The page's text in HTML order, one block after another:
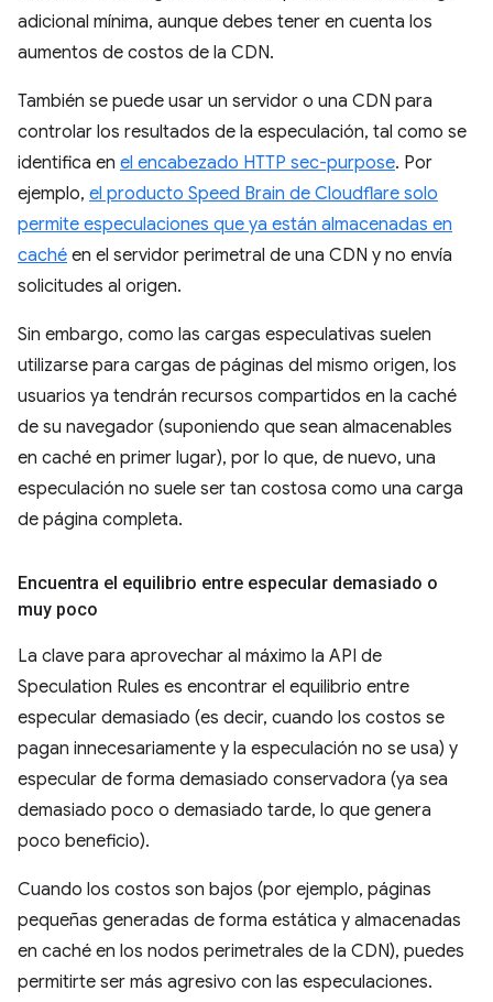
adicional mínima, aunque debes tener en cuenta los
aumentos de costos de la CDN.
También se puede usar un servidor o una CDN para
controlar los resultados de la especulación, tal como se
identifica en el encabezado HTTP sec-purpose. Por
ejemplo, el producto Speed Brain de Cloudflare solo
permite especulaciones que ya están almacenadas en
caché en el servidor perimetral de una CDN y no envía
solicitudes al origen.
Sin embargo, como las cargas especulativas suelen
utilizarse para cargas de páginas del mismo origen, los
usuarios ya tendrán recursos compartidos en la caché
de su navegador (suponiendo que sean almacenables
en caché en primer lugar), por lo que, de nuevo, una
especulación no suele ser tan costosa como una carga
de página completa.
Encuentra el equilibrio entre especular demasiado o
muy poco
La clave para aprovechar al máximo la API de
Speculation Rules es encontrar el equilibrio entre
especular demasiado (es decir, cuando los costos se
pagan innecesariamente y la especulación no se usa) y
especular de forma demasiado conservadora (ya sea
demasiado poco o demasiado tarde, lo que genera
poco beneficio).
Cuando los costos son bajos (por ejemplo, páginas
pequeñas generadas de forma estática y almacenadas
en caché en los nodos perimetrales de la CDN), puedes
permitirte ser más agresivo con las especulaciones.